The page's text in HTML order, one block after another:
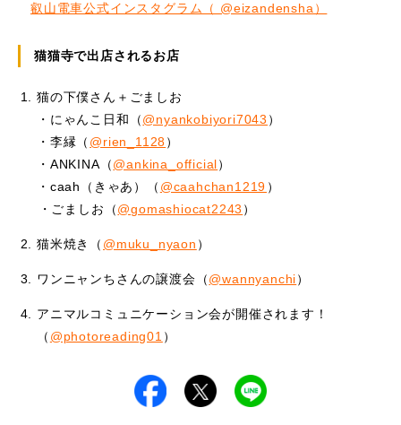
叡山電車公式インスタグラム（ @eizandensha）
猫猫寺で出店されるお店
猫の下僕さん＋ごましお
・にゃんこ日和（@nyankobiyori7043 ）
・李縁（ @rien_1128）
・ANKINA（@ankina_official）
・caah（きゃあ）（ @caahchan1219⁡ ）
⁡⁡・ごましお（@gomashiocat2243 ）
猫米焼き（ @muku_nyaon ）
ワンニャンちさんの譲渡会（@wannyanchi）
アニマルコミュニケーション会が開催されます！
（ @photoreading01 ）